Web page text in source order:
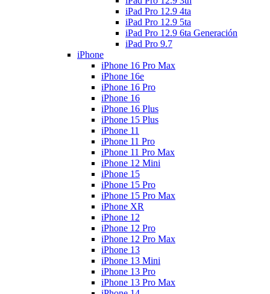
iPad Pro 12.9 4ta
iPad Pro 12.9 5ta
iPad Pro 12.9 6ta Generación
iPad Pro 9.7
iPhone
iPhone 16 Pro Max
iPhone 16e
iPhone 16 Pro
iPhone 16
iPhone 16 Plus
iPhone 15 Plus
iPhone 11
iPhone 11 Pro
iPhone 11 Pro Max
iPhone 12 Mini
iPhone 15
iPhone 15 Pro
iPhone 15 Pro Max
iPhone XR
iPhone 12
iPhone 12 Pro
iPhone 12 Pro Max
iPhone 13
iPhone 13 Mini
iPhone 13 Pro
iPhone 13 Pro Max